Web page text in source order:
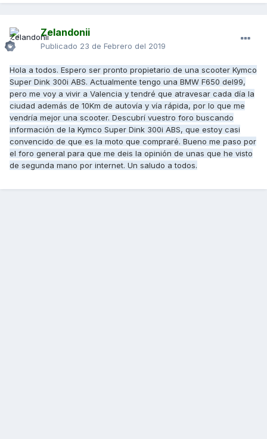
Zelandonii
Publicado 23 de Febrero del 2019
Hola a todos. Espero ser pronto propietario de una scooter Kymco
Super Dink 300i ABS. Actualmente tengo una BMW F650 del99,
pero me voy a vivir a Valencia y tendré que atravesar cada día la
ciudad además de 10Km de autovía y vía rápida, por lo que me
vendría mejor una scooter. Descubrí vuestro foro buscando
información de la Kymco Super Dink 300i ABS, que estoy casi
convencido de que es la moto que compraré. Bueno me paso por
el foro general para que me deis la opinión de unas que he visto
de segunda mano por internet. Un saludo a todos.